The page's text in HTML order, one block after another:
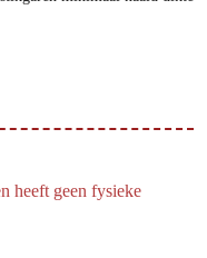
heeft geen fysieke